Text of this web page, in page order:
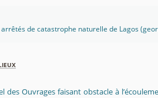
de catastrophe naturelle de Lagos
des Ouvrages faisant obstacle à